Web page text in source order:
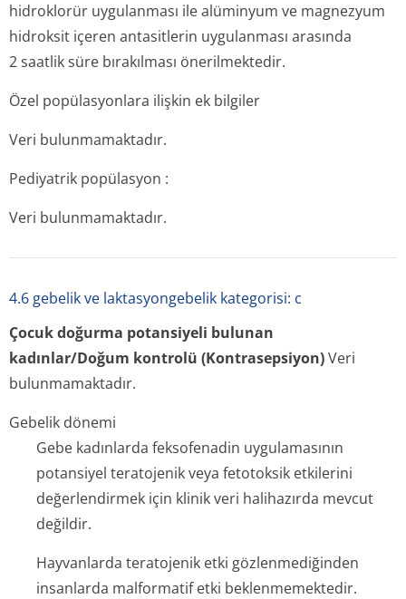
hidroklorür uygulanması ile alüminyum ve magnezyum
hidroksit içeren antasitlerin uygulanması arasında
2 saatlik süre bırakılması önerilmektedir.
Özel popülasyonlara ilişkin ek bilgiler
Veri bulunmamaktadır.
Pediyatrik popülasyon :
Veri bulunmamaktadır.
4.6 gebelik ve laktasyongebelik kategorisi: c
Çocuk doğurma potansiyeli bulunan
kadınlar/Doğum kontrolü (Kontrasepsiyon)Veri
bulunmamaktadır.
Gebelik dönemi
Gebe kadınlarda feksofenadin uygulamasının
potansiyel teratojenik veya fetotoksik etkilerini
değerlendirmek için klinik veri halihazırda mevcut
değildir.
Hayvanlarda teratojenik etki gözlenmediğinden
insanlarda malformatif etki beklenmemektedir.